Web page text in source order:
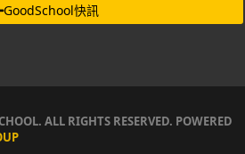
GoodSchool快訊
ALL RIGHTS RESERVED. POWERED